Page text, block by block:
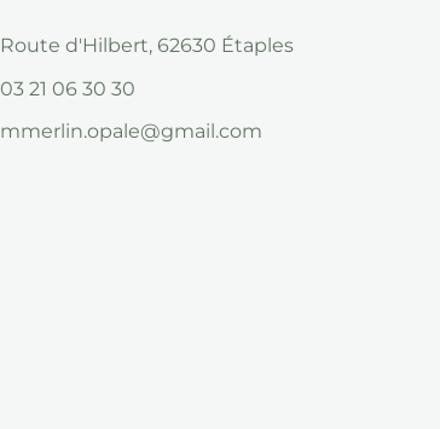
Route d'Hilbert, 62630 Étaples
03 21 06 30 30
mmerlin.opale@gmail.com